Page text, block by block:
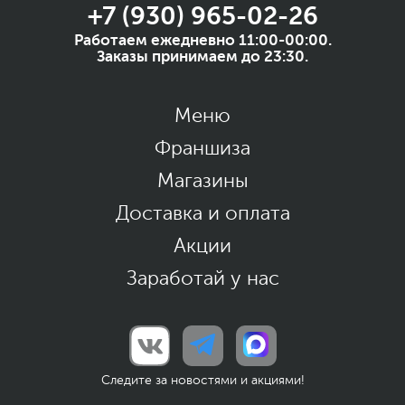
+7 (930) 965-02-26
Работаем ежедневно 11:00-00:00.
Заказы принимаем до 23:30.
Меню
Франшиза
Магазины
Доставка и оплата
Акции
Заработай у нас
Следите за новостями и акциями!